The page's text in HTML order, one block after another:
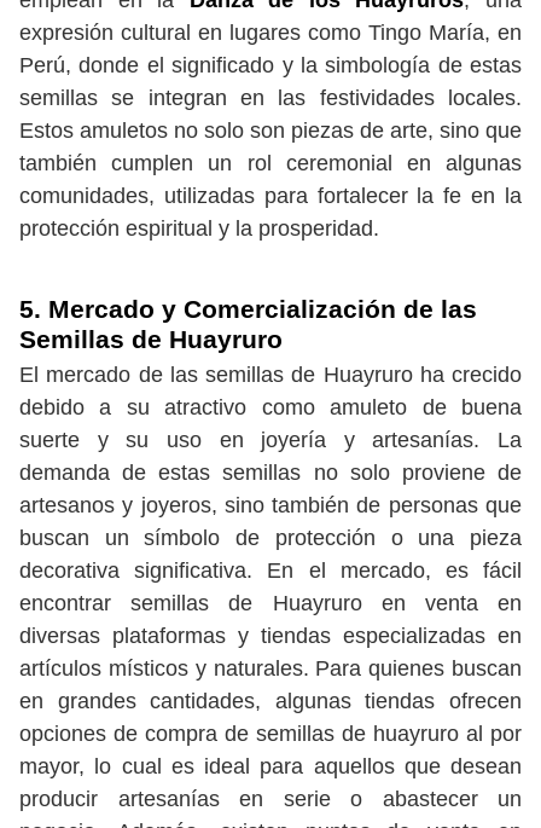
expresión cultural en lugares como Tingo María, en
Perú, donde el significado y la simbología de estas
semillas se integran en las festividades locales.
Estos amuletos no solo son piezas de arte, sino que
también cumplen un rol ceremonial en algunas
comunidades, utilizadas para fortalecer la fe en la
protección espiritual y la prosperidad.
5. Mercado y Comercialización de las
Semillas de Huayruro
El mercado de las semillas de Huayruro ha crecido
debido a su atractivo como amuleto de buena
suerte y su uso en joyería y artesanías. La
demanda de estas semillas no solo proviene de
artesanos y joyeros, sino también de personas que
buscan un símbolo de protección o una pieza
decorativa significativa. En el mercado, es fácil
encontrar semillas de Huayruro en venta en
diversas plataformas y tiendas especializadas en
artículos místicos y naturales. Para quienes buscan
en grandes cantidades, algunas tiendas ofrecen
opciones de compra de semillas de huayruro al por
mayor, lo cual es ideal para aquellos que desean
producir artesanías en serie o abastecer un